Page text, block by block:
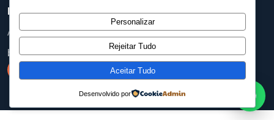
Barueri Eventos
Assessoria, equipamentos e produções para eventos.
baruerieventos@gmail.com
Personalizar
Rejeitar Tudo
Aceitar Tudo
Desenvolvido por